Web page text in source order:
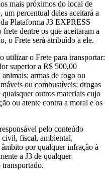
mais próximos do local de
percentual deles aceitará a
Plataforma J3 EXPRESS
dentre os que aceitaram a
o Frete será atribuído a ele.
utilizar o Frete para transportar:
superior a R$ 500,00
armas de fogo ou
ou combustíveis; drogas
outros materiais cujo
ou atente contra a moral e os
pelo conteúdo
civil, fiscal, ambiental,
por qualquer infração à
a J3 de qualquer